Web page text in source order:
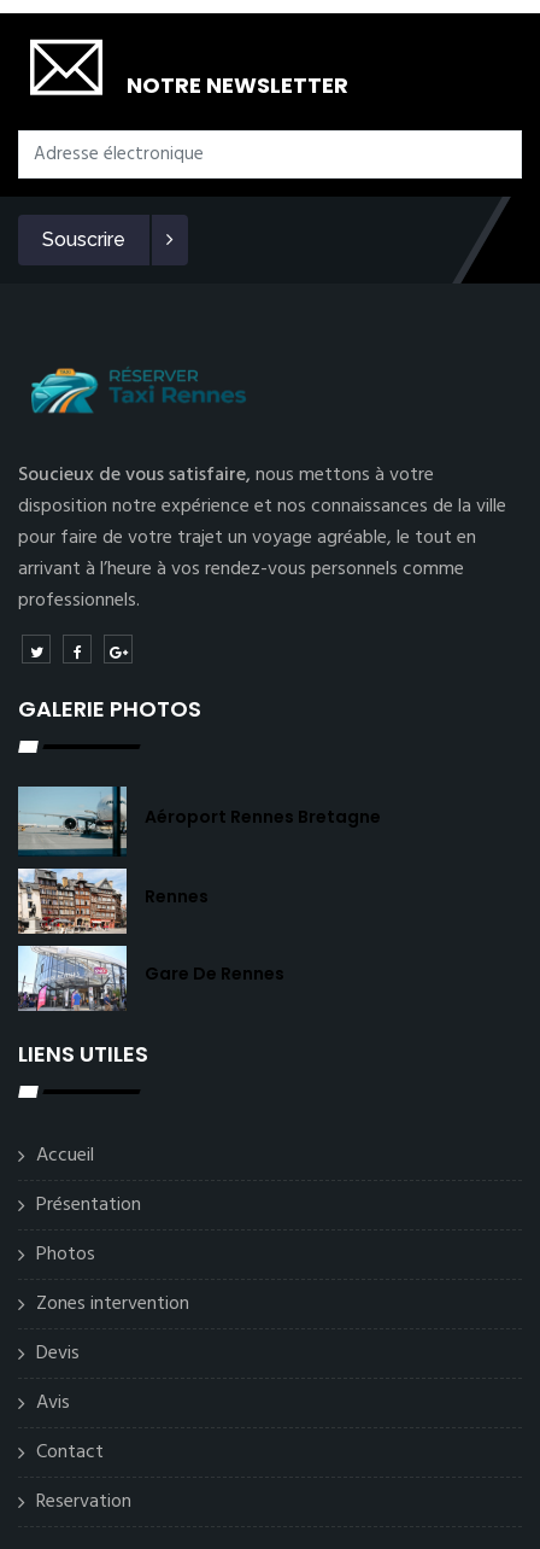
NOTRE NEWSLETTER
Souscrire
Soucieux de vous satisfaire,nous mettons à votre
disposition notre expérience et nos connaissances de la ville
pour faire de votre trajet un voyage agréable, le tout en
arrivant à l’heure à vos rendez-vous personnels comme
professionnels.
GALERIE PHOTOS
Aéroport Rennes Bretagne
Rennes
Gare De Rennes
LIENS UTILES
Accueil
Présentation
Photos
Zones intervention
Devis
Avis
Contact
Reservation